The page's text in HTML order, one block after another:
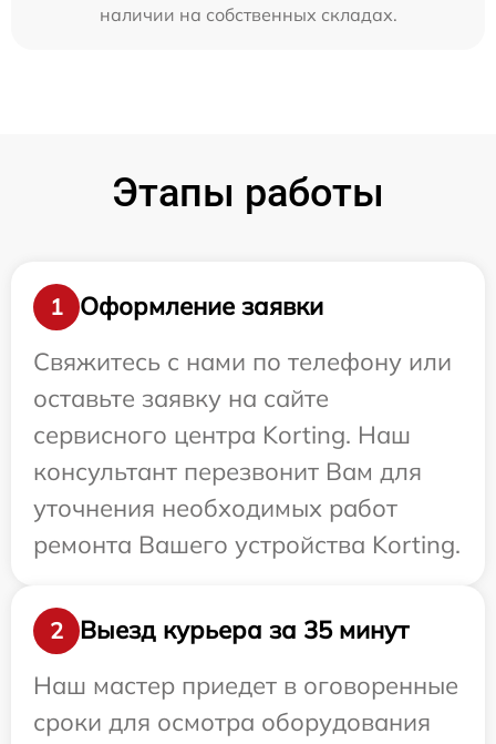
наличии на собственных складах.
Этапы работы
1
Оформление заявки
Свяжитесь с нами по телефону или
оставьте заявку на сайте
сервисного центра Korting. Наш
консультант перезвонит Вам для
уточнения необходимых работ
ремонта Вашего устройства Korting.
2
Выезд курьера за 35 минут
Наш мастер приедет в оговоренные
сроки для осмотра оборудования